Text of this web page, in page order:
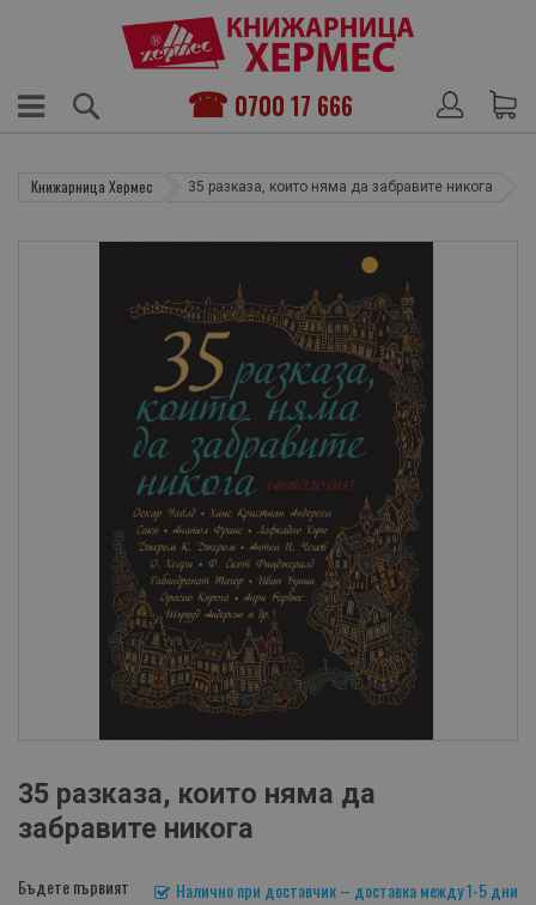
0700 17 666
Книжарница Хермес 35 разказа, които няма да забравите никога
35 разказа, които няма да
забравите никога
Налично при доставчик – доставка между 1-5 дни
Бъдете първият